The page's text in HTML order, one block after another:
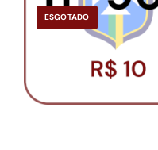
ESGOTADO